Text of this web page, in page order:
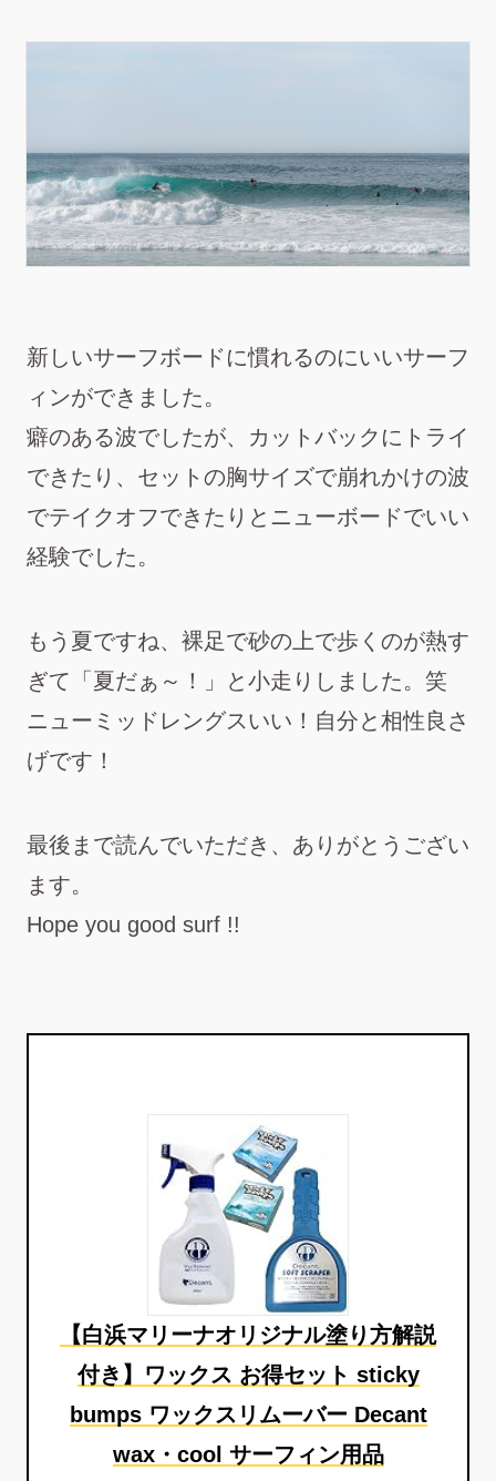
新しいサーフボードに慣れるのにいいサーフ
ィンができました。
癖のある波でしたが、カットバックにトライ
できたり、セットの胸サイズで崩れかけの波
でテイクオフできたりとニューボードでいい
経験でした。
もう夏ですね、裸足で砂の上で歩くのが熱す
ぎて「夏だぁ～！」と小走りしました。笑
ニューミッドレングスいい！自分と相性良さ
げです！
最後まで読んでいただき、ありがとうござい
ます。
Hope you good surf !!
【白浜マリーナオリジナル塗り方解説
付き】ワックス お得セット sticky
bumps ワックスリムーバー Decant
wax・cool サーフィン用品